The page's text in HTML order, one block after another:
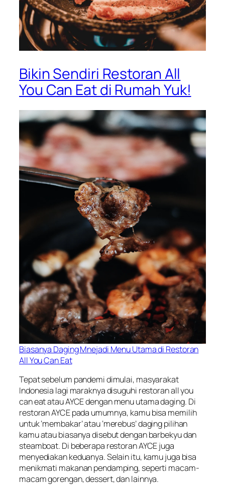
Bikin Sendiri Restoran All
You Can Eat di Rumah Yuk!
Biasanya Daging Mnejadi Menu Utama di Restoran
All You Can Eat
Tepat sebelum pandemi dimulai, masyarakat
Indonesia lagi maraknya disuguhi restoranall you
can eatatau AYCE dengan menu utama daging. Di
restoran AYCE pada umumnya, kamu bisa memilih
untuk ‘membakar’ atau ‘merebus’ daging pilihan
kamu atau biasanya disebut dengan barbekyu dan
steamboat. Di beberapa restoran AYCE juga
menyediakan keduanya. Selain itu, kamu juga bisa
menikmati makanan pendamping, seperti macam-
macam gorengan, dessert, dan lainnya.